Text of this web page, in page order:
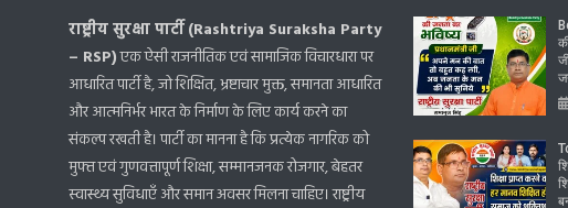
राष्ट्रीय सुरक्षा पार्टी (Rashtriya Suraksha Party
– RSP)एक ऐसी राजनीतिक एवं सामाजिक विचारधारा पर
आधारित पार्टी है, जो शिक्षित, भ्रष्टाचार मुक्त, समानता आधारित
और आत्मनिर्भर भारत के निर्माण के लिए कार्य करने का
संकल्प रखती है। पार्टी का मानना है कि प्रत्येक नागरिक को
मुफ्त एवं गुणवत्तापूर्ण शिक्षा, सम्मानजनक रोजगार, बेहतर
स्वास्थ्य सुविधाएँ और समान अवसर मिलना चाहिए। राष्ट्रीय